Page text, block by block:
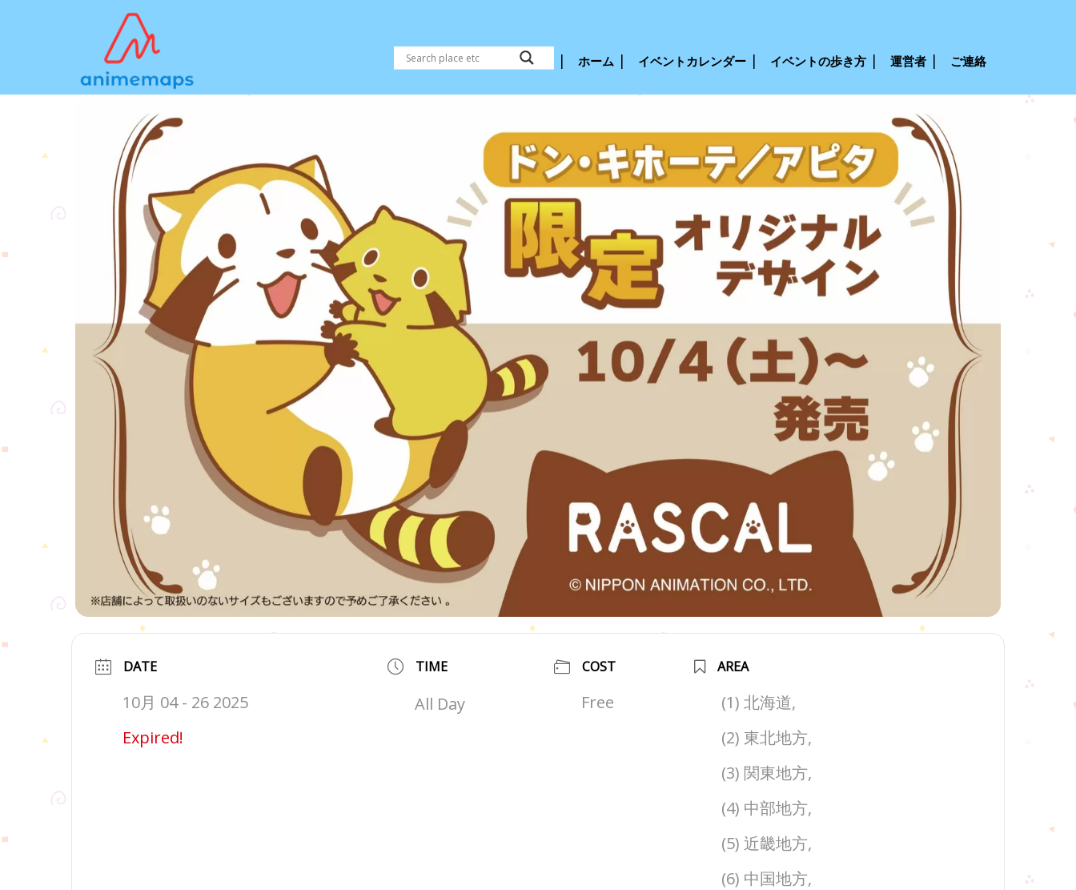
ホーム イベントカレンダー イベントの歩き方 運営者 ご連絡
DATE
10月 04 - 26 2025
Expired!
TIME
All Day
COST
Free
AREA
(1) 北海道,
(2) 東北地方,
(3) 関東地方,
(4) 中部地方,
(5) 近畿地方,
(6) 中国地方,